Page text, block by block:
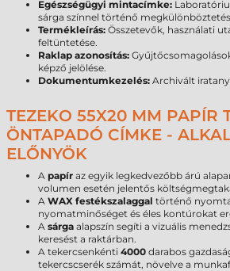
Egészségügyi mintacímke:
sárga színnel történő
Termékleírás: Összetevők, használati
feltüntetése.
Raklap azonosítás:
képző jelölése.
Dokumentumkezelés: Archivált
TEZEKO 55X20 MM PAPÍR
ÖNTAPADÓ CÍMKE -
ELŐNYÖK
A papír az egyik legkedvezőbb árú
volumen esetén jelentős
A WAX festékszalaggal történő
nyomatminőséget és éles kontúrokat
A sárga alapszín segíti a vizuális
keresést a raktárban.
A tekercsenkénti 4000 darabos
tekercscserék számát, növelve a